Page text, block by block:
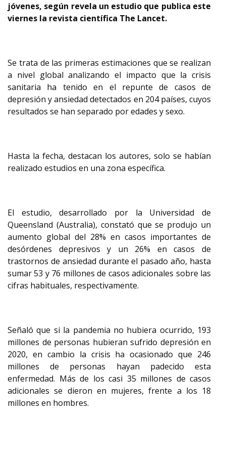
jóvenes, según revela un estudio que publica este
viernes la revista científica The Lancet.
Se trata de las primeras estimaciones que se realizan
a nivel global analizando el impacto que la crisis
sanitaria ha tenido en el repunte de casos de
depresión y ansiedad detectados en 204 países, cuyos
resultados se han separado por edades y sexo.
Hasta la fecha, destacan los autores, solo se habían
realizado estudios en una zona específica.
El estudio, desarrollado por la Universidad de
Queensland (Australia), constató que se produjo un
aumento global del 28% en casos importantes de
desórdenes depresivos y un 26% en casos de
trastornos de ansiedad durante el pasado año, hasta
sumar 53 y 76 millones de casos adicionales sobre las
cifras habituales, respectivamente.
Señaló que si la pandemia no hubiera ocurrido, 193
millones de personas hubieran sufrido depresión en
2020, en cambio la crisis ha ocasionado que 246
millones de personas hayan padecido esta
enfermedad. Más de los casi 35 millones de casos
adicionales se dieron en mujeres, frente a los 18
millones en hombres.